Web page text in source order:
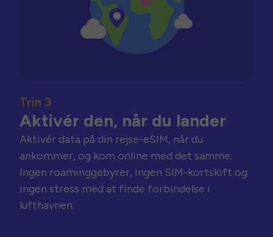
Trin 3
Aktivér den, når du lander
Aktivér data på din rejse-eSIM, når du
ankommer, og kom online med det samme.
Ingen roaminggebyrer, ingen SIM-kortskift og
ingen stress med at finde forbindelse i
lufthavnen.